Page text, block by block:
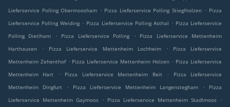
Lieferservice Polling Obermoosham . Pizza Lieferservice Polling Stieglholzen . Pizza
Lieferservice Polling Weiding . Pizza Lieferservice Polling Asthal . Pizza Lieferservice
Polling Dietlham
. Pizza Lieferservice Polling .
Pizza Lieferservice Mettenheim
Harthausen
. Pizza Lieferservice Mettenheim Lochheim .
Pizza Lieferservice
Mettenheim Zehenthof . Pizza Lieferservice Mettenheim Holzen . Pizza Lieferservice
Mettenheim Hart
. Pizza Lieferservice Mettenheim Reit .
Pizza Lieferservice
Mettenheim Dingfurt
. Pizza Lieferservice Mettenheim Langenstegham .
Pizza
Lieferservice Mettenheim Gaymoos
. Pizza Lieferservice Mettenheim Stadlmoos
.